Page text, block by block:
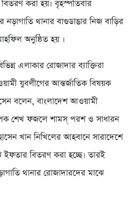
করা হয়। বৃহস্পতিবার
থানার বাগুডাঙার নিজ বাড়ির
অনুষ্ঠিত হয় ।
এলাকার রোজাদার ব্যাক্তিরা
যুবলীগের আন্তর্জাতিক বিষয়ক
বলেন, বাংলাদেশ আওয়ামী
শেখ ফজলে শামস্ পরশ ও সাধারন
খান নিখিলের আহবানে সারাদেশে
ইফতার বিতরণ করা হচ্ছে। তারই
থানার রোজাদারদের মাঝে